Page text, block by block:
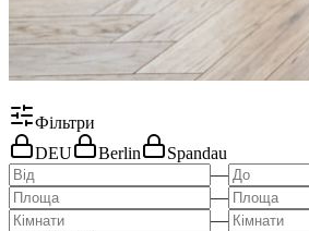
Фільтри
DEU
Berlin
Spandau
—
—
—